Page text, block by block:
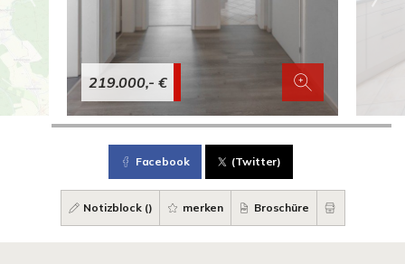
219.000,- €
Facebook (Twitter)
Notizblock () merken Broschüre